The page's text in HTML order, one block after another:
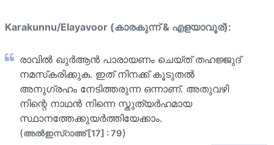
Karakunnu/Elayavoor (കാരകുന്ന് & എളയാവൂര്):
രാവില്‍ ഖുര്‍ആന്‍ പാരായണം ചെയ്ത് തഹജ്ജുദ്
നമസ്‌കരിക്കുക. ഇത് നിനക്ക് കൂടുതല്‍
അനുഗ്രഹം നേടിത്തരുന്ന ഒന്നാണ്. അതുവഴി
നിന്റെ നാഥന്‍ നിന്നെ സ്തുത്യര്‍ഹമായ
സ്ഥാനത്തേക്കുയര്‍ത്തിയേക്കാം.
(അല്‍ഇസ്റാഅ് [17] : 79)